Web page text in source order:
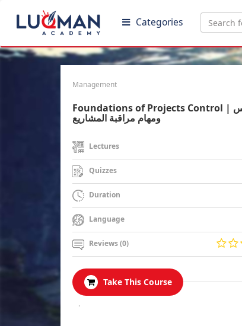
Categories
Management
Foundations of Projects Control | أسس
ومهام مراقبة المشاريع
Lectures
Quizzes
Duration
Language
Reviews (0)
Take This Course
.